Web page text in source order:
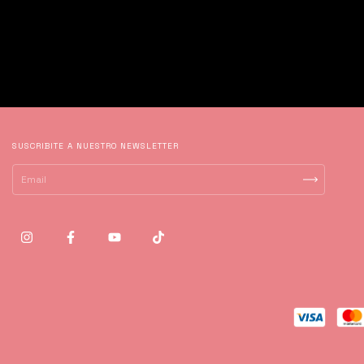
SUSCRIBITE A NUESTRO NEWSLETTER